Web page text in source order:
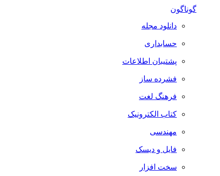
گوناگون
دانلود مجله
حسابداری
پشتیبان اطلاعات
فشرده ساز
فرهنگ لغت
کتاب الکترونیک
مهندسی
فایل و دیسک
سخت افزار